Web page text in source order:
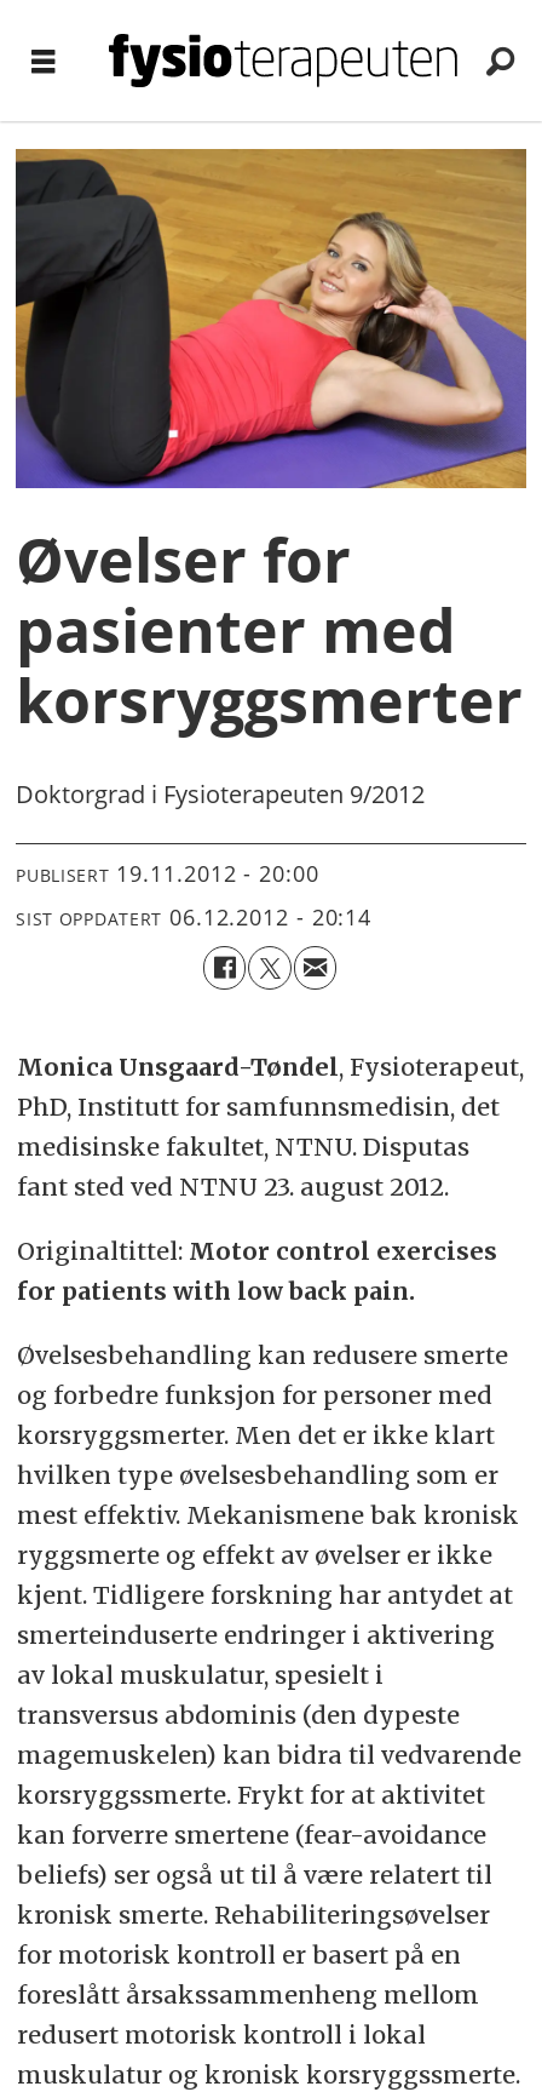
Øvelser for
pasienter med
korsryggsmerter
Doktorgrad i Fysioterapeuten 9/2012
PUBLISERT 19.11.2012 - 20:00
SIST OPPDATERT 06.12.2012 - 20:14
Monica Unsgaard-Tøndel, Fysioterapeut,
PhD, Institutt for samfunnsmedisin, det
medisinske fakultet, NTNU. Disputas
fant sted ved NTNU 23. august 2012.
Originaltittel: Motor control exercises
for patients with low back pain.
Øvelsesbehandling kan redusere smerte
og forbedre funksjon for personer med
korsryggsmerter. Men det er ikke klart
hvilken type øvelsesbehandling som er
mest effektiv. Mekanismene bak kronisk
ryggsmerte og effekt av øvelser er ikke
kjent. Tidligere forskning har antydet at
smerteinduserte endringer i aktivering
av lokal muskulatur, spesielt i
transversus abdominis (den dypeste
magemuskelen) kan bidra til vedvarende
korsryggssmerte. Frykt for at aktivitet
kan forverre smertene (fear-avoidance
beliefs) ser også ut til å være relatert til
kronisk smerte. Rehabiliteringsøvelser
for motorisk kontroll er basert på en
foreslått årsakssammenheng mellom
redusert motorisk kontroll i lokal
muskulatur og kronisk korsryggssmerte.